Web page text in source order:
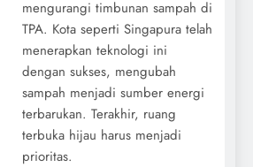
mengurangi timbunan sampah di
TPA. Kota seperti Singapura telah
menerapkan teknologi ini
dengan sukses, mengubah
sampah menjadi sumber energi
terbarukan. Terakhir, ruang
terbuka hijau harus menjadi
prioritas.